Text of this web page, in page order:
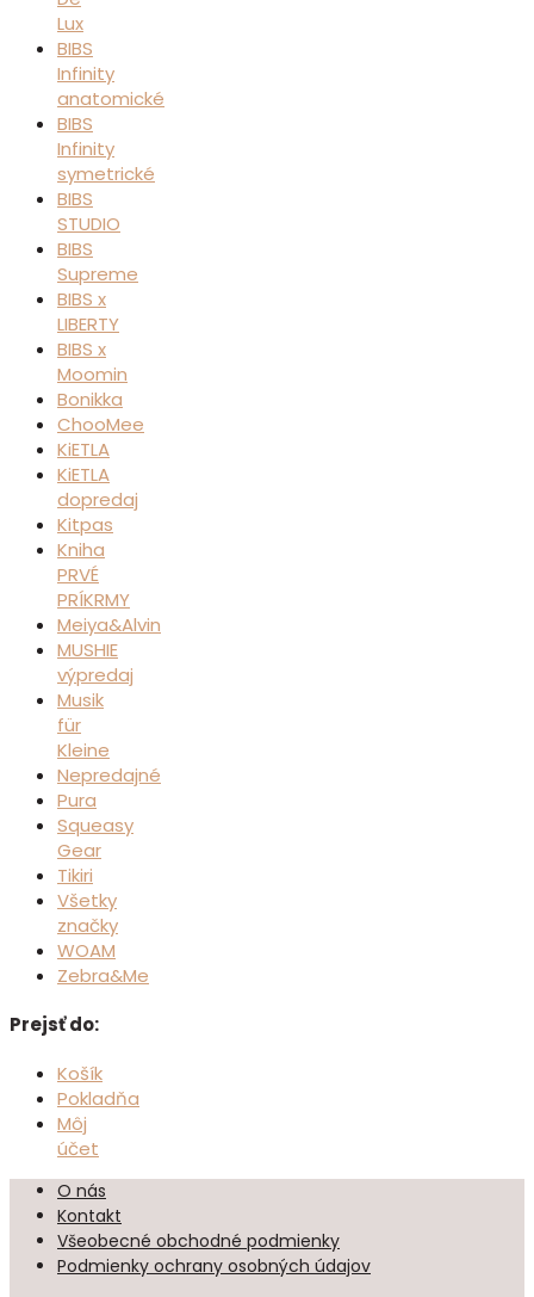
Lux
BIBS
Infinity
anatomické
BIBS
Infinity
symetrické
BIBS
STUDIO
BIBS
Supreme
BIBS x
LIBERTY
BIBS x
Moomin
Bonikka
ChooMee
KiETLA
KiETLA
dopredaj
Kitpas
Kniha
PRVÉ
PRÍKRMY
Meiya&Alvin
MUSHIE
výpredaj
Musik
für
Kleine
Nepredajné
Pura
Squeasy
Gear
Tikiri
Všetky
značky
WOAM
Zebra&Me
Prejsť do:
Košík
Pokladňa
Môj
účet
O nás
Kontakt
Všeobecné obchodné podmienky
Podmienky ochrany osobných údajov